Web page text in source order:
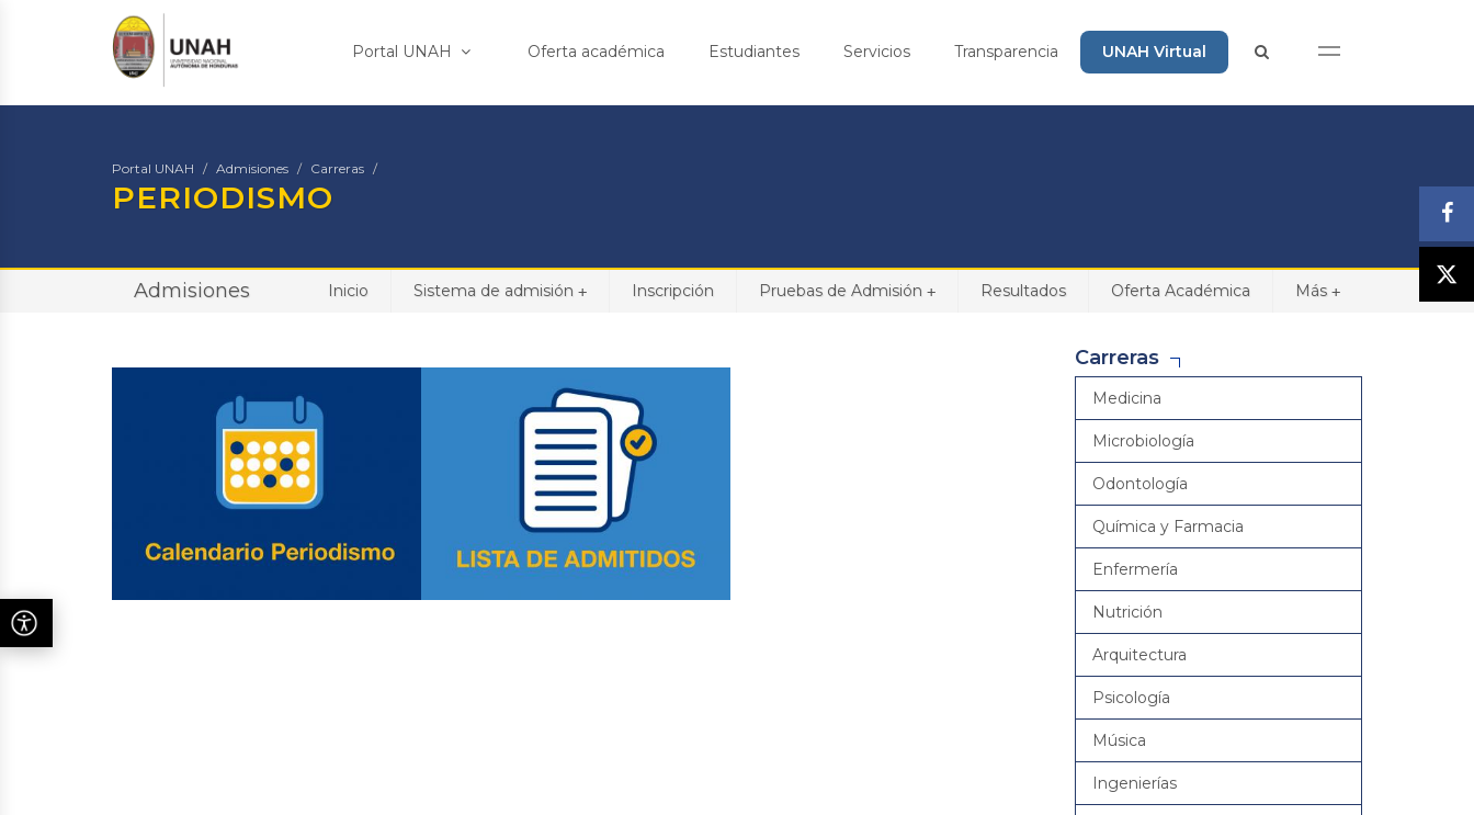
Portal UNAH Oferta académica Estudiantes Servicios Transparencia UNAH Virtual
Portal UNAH Admisiones Carreras
PERIODISMO
Admisiones Inicio +
Sistema de admisión Inscripción +
Pruebas de Admisión Resultados Oferta Académica +
Más
Carreras
Medicina
Microbiología
Odontología
Química y Farmacia
Enfermería
Nutrición
Arquitectura
Psicología
Música
Ingenierías